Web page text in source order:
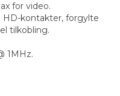
for video.
HD-kontakter, forgylte
tilkobling.
1MHz.